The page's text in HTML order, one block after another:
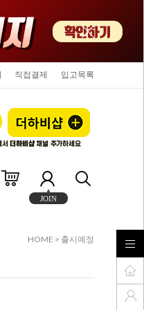
직접결제 입고목록
JOIN
HOME > 출시예정